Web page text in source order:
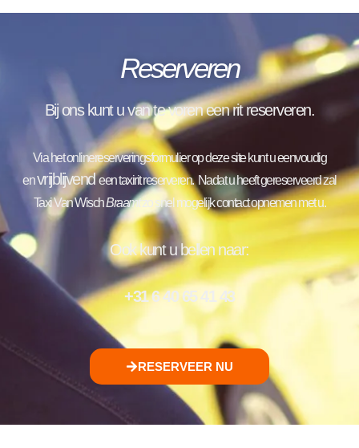
Reserveren
Bij ons kunt u van te voren een rit reserveren.
Via het onlinereserveringsformulier op deze site kunt u eenvoudig
envrijblijvendeen taxirit reserveren. Nadat u heeft gereserveerd zal
Taxi Van WischBraamtzo snel mogelijk contact opnemen met u.
Ook kunt u bellen naar:
+31 6 40 65 41 43
RESERVEER NU